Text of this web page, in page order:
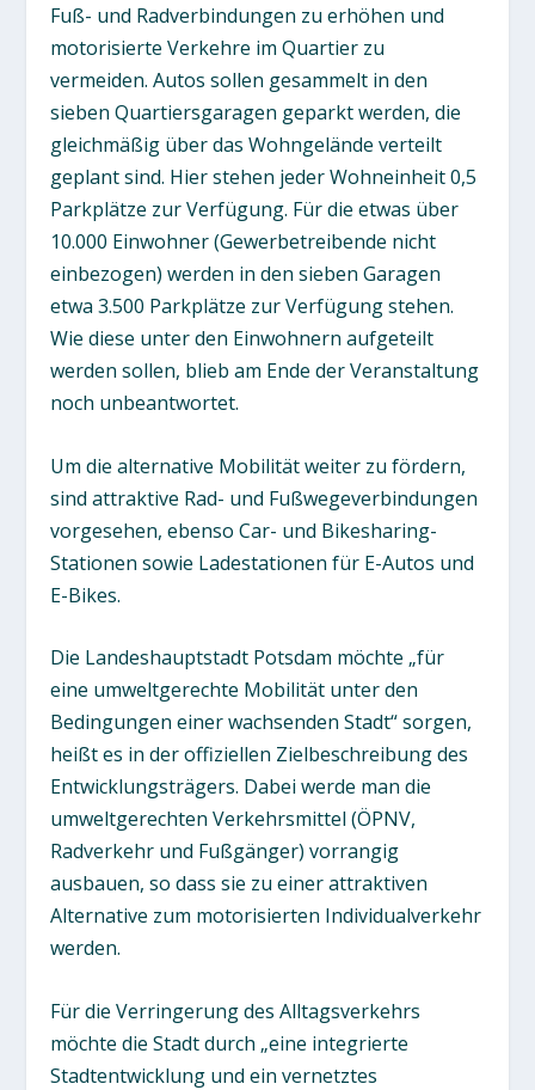
Fuß- und Radverbindungen zu erhöhen und
motorisierte Verkehre im Quartier zu
vermeiden. Autos sollen gesammelt in den
sieben Quartiersgaragen geparkt werden, die
gleichmäßig über das Wohngelände verteilt
geplant sind. Hier stehen jeder Wohneinheit 0,5
Parkplätze zur Verfügung. Für die etwas über
10.000 Einwohner (Gewerbetreibende nicht
einbezogen) werden in den sieben Garagen
etwa 3.500 Parkplätze zur Verfügung stehen.
Wie diese unter den Einwohnern aufgeteilt
werden sollen, blieb am Ende der Veranstaltung
noch unbeantwortet.
Um die alternative Mobilität weiter zu fördern,
sind attraktive Rad- und Fußwegeverbindungen
vorgesehen, ebenso Car- und Bikesharing-
Stationen sowie Ladestationen für E-Autos und
E-Bikes.
Die Landeshauptstadt Potsdam möchte „für
eine umweltgerechte Mobilität unter den
Bedingungen einer wachsenden Stadt“ sorgen,
heißt es in der offiziellen Zielbeschreibung des
Entwicklungsträgers. Dabei werde man die
umweltgerechten Verkehrsmittel (ÖPNV,
Radverkehr und Fußgänger) vorrangig
ausbauen, so dass sie zu einer attraktiven
Alternative zum motorisierten Individualverkehr
werden.
Für die Verringerung des Alltagsverkehrs
möchte die Stadt durch „eine integrierte
Stadtentwicklung und ein vernetztes